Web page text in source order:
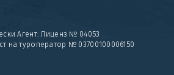
Агент: Лиценз № 04053
на туроператор № 03700100006150